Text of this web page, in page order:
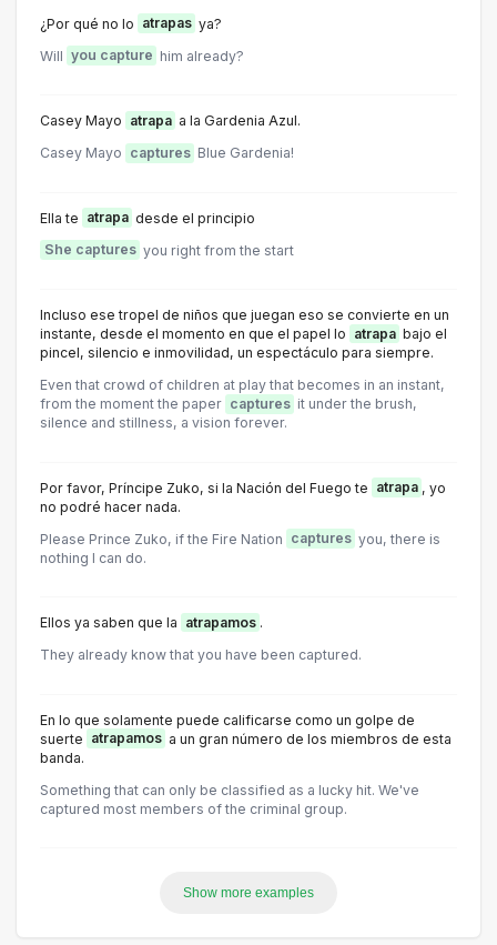
¿Por qué no lo atrapas ya?
Will you capture him already?
Casey Mayo atrapa a la Gardenia Azul.
Casey Mayo captures Blue Gardenia!
Ella te atrapa desde el principio
She captures you right from the start
Incluso ese tropel de niños que juegan eso se convierte en un
instante, desde el momento en que el papel lo atrapa bajo el
pincel, silencio e inmovilidad, un espectáculo para siempre.
Even that crowd of children at play that becomes in an instant,
from the moment the paper captures it under the brush,
silence and stillness, a vision forever.
Por favor, Príncipe Zuko, si la Nación del Fuego te atrapa , yo
no podré hacer nada.
Please Prince Zuko, if the Fire Nation captures you, there is
nothing I can do.
Ellos ya saben que la atrapamos .
They already know that you have been captured.
En lo que solamente puede calificarse como un golpe de
suerte atrapamos a un gran número de los miembros de esta
banda.
Something that can only be classified as a lucky hit. We've
captured most members of the criminal group.
Show more examples